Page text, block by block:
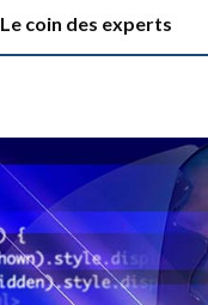
Le coin des experts